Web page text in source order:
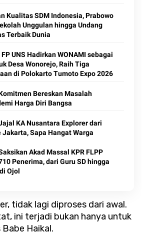
Kualitas SDM Indonesia, Prabowo
Unggulan hingga Undang
Terbaik Dunia
FP UNS Hadirkan WONAMI sebagai
Desa Wonorejo, Raih Tiga
di Polokarto Tumoto Expo 2026
Bereskan Masalah
Harga Diri Bangsa
KA Nusantara Explorer dari
Jakarta, Sapa Hangat Warga
Akad Massal KPR FLPP
Penerima, dari Guru SD hingga
Ojol
tidak lagi diproses dari awal.
ini terjadi bukan hanya untuk
Babe Haikal.